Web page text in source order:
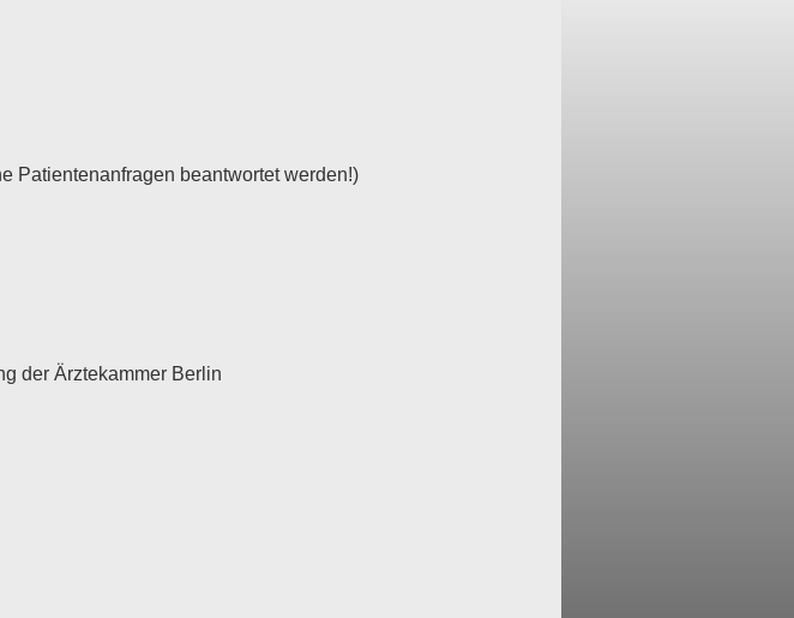
Patientenanfragen beantwortet werden!)
der Ärztekammer Berlin